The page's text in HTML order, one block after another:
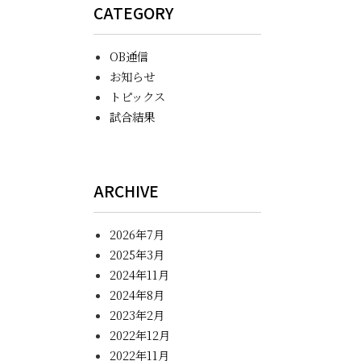
CATEGORY
OB通信
お知らせ
トピックス
試合結果
ARCHIVE
2026年7月
2025年3月
2024年11月
2024年8月
2023年2月
2022年12月
2022年11月